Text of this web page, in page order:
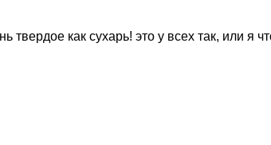
твердое как сухарь! это у всех так, или я